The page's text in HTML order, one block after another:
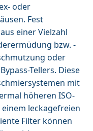
oder
Fest
einer Vielzahl
bzw. -
oder
Tellers. Diese
mit
höheren ISO-
leckagefreien
Filter können